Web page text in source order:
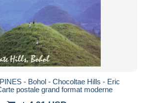
- Bohol - Chocoltae Hills - Eric
postale grand format moderne